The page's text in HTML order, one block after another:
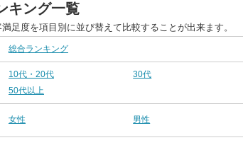
キング一覧
足度を項目別に並び替えて比較することが出来ます。
総合ランキング
10代・20代 30代
50代以上
女性 男性